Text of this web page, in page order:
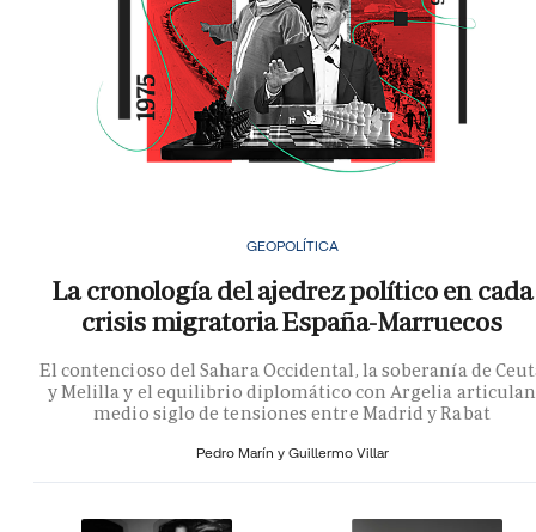
GEOPOLÍTICA
La cronología del ajedrez político en cada
crisis migratoria España-Marruecos
El contencioso del Sahara Occidental, la soberanía de
y Melilla y el equilibrio diplomático con Argelia articulan
medio siglo de tensiones entre Madrid y Rabat
Pedro Marín y Guillermo Villar